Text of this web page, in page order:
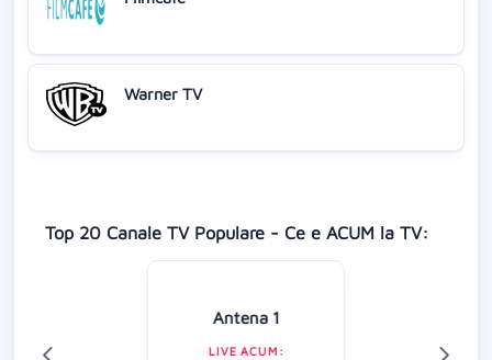
Warner TV
Top 20 Canale TV Populare - Ce e ACUM la TV:
Antena 1
LIVE ACUM: